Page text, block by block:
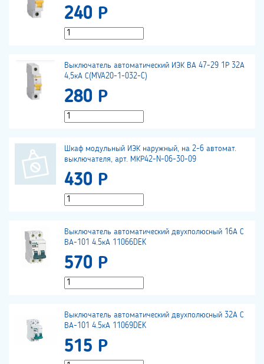
240 Р
Выключатель автоматический ИЭК ВА 47-29 1Р 32А
4,5кА С(MVA20-1-032-C)
280 Р
Шкаф модульный ИЭК наружный, на 2-6 автомат.
выключателя, арт. МКР42-N-06-30-09
430 Р
Выключатель автоматический двухполюсный 16А С
ВА-101 4.5кА 11066DEK
570 Р
Выключатель автоматический двухполюсный 32А С
ВА-101 4.5кА 11069DEK
515 Р